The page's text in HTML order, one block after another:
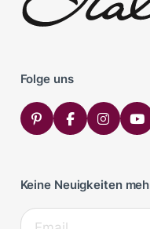
Folge uns
Keine Neuigkeiten